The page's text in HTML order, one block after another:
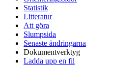
Statistik
Litteratur
Att göra
Slumpsida
Senaste ändringarna
Dokumentverktyg
Ladda upp en fil